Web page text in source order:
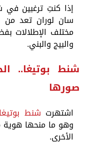
إذا كنتِ ترغبين
سان لوران تعد من
مختلف الإطلالات
والبيج والبني.
شنط بوتيغا..
صورها
اشتهرت شنط بوتيغا
وهو ما منحها هوية
الأخرى.